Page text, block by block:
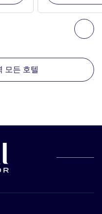
다
1 :, 주변에 있는 다른 시
모든 호텔